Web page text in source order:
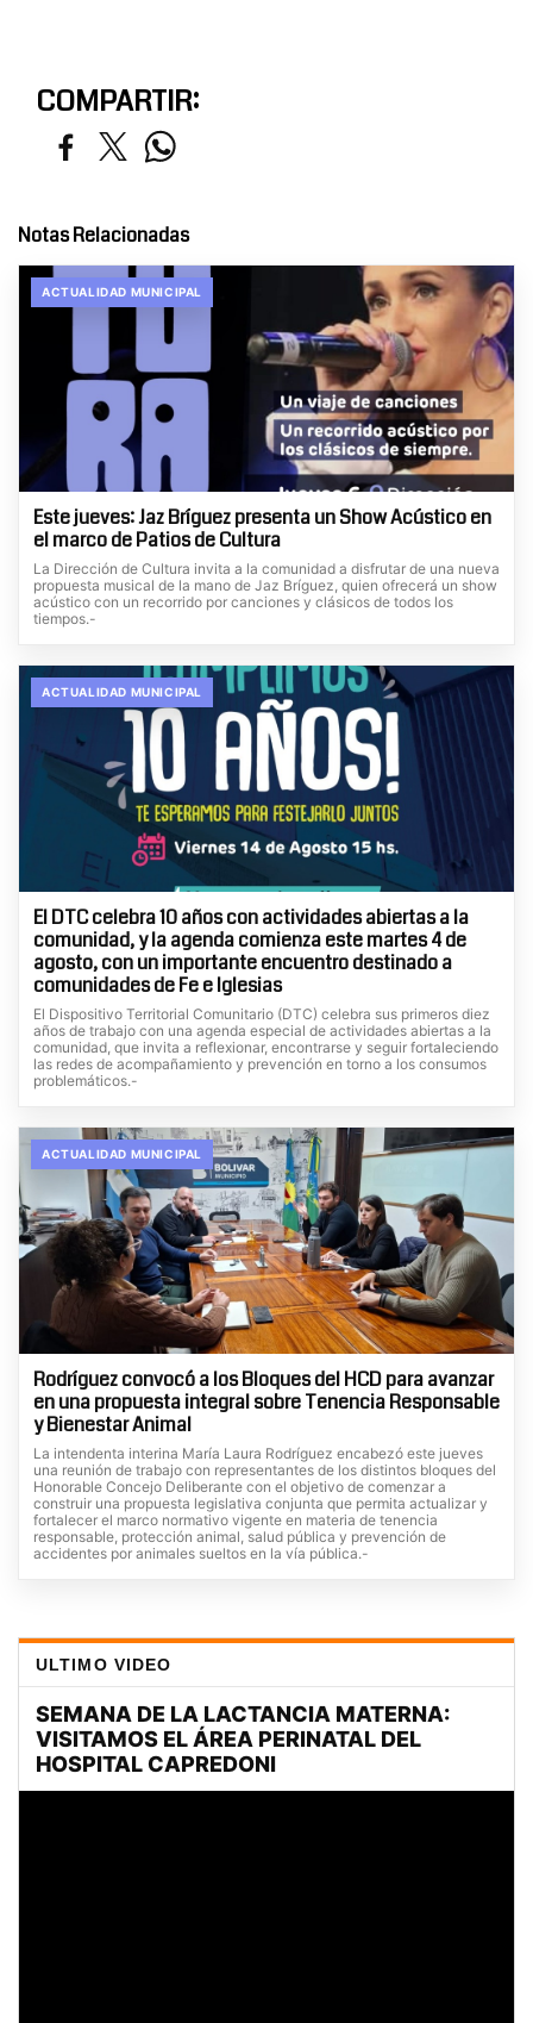
COMPARTIR:
Notas Relacionadas
ACTUALIDAD MUNICIPAL
Este jueves: Jaz Bríguez presenta un Show Acústico en
el marco de Patios de Cultura
La Dirección de Cultura invita a la comunidad a disfrutar de una nueva
propuesta musical de la mano de Jaz Bríguez, quien ofrecerá un show
acústico con un recorrido por canciones y clásicos de todos los
tiempos.-
ACTUALIDAD MUNICIPAL
El DTC celebra 10 años con actividades abiertas a la
comunidad, y la agenda comienza este martes 4 de
agosto, con un importante encuentro destinado a
comunidades de Fe e Iglesias
El Dispositivo Territorial Comunitario (DTC) celebra sus primeros diez
años de trabajo con una agenda especial de actividades abiertas a la
comunidad, que invita a reflexionar, encontrarse y seguir fortaleciendo
las redes de acompañamiento y prevención en torno a los consumos
problemáticos.-
ACTUALIDAD MUNICIPAL
Rodríguez convocó a los Bloques del HCD para avanzar
en una propuesta integral sobre Tenencia Responsable
y Bienestar Animal
La intendenta interina María Laura Rodríguez encabezó este jueves
una reunión de trabajo con representantes de los distintos bloques del
Honorable Concejo Deliberante con el objetivo de comenzar a
construir una propuesta legislativa conjunta que permita actualizar y
fortalecer el marco normativo vigente en materia de tenencia
responsable, protección animal, salud pública y prevención de
accidentes por animales sueltos en la vía pública.-
ULTIMO VIDEO